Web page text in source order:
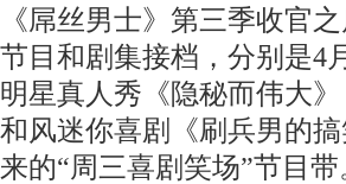
《屌丝男士》第三季收官
节目和剧集接档，分别是4
明星真人秀《隐秘而伟大
和风迷你喜剧《刷兵男的
来的“周三喜剧笑场”节目